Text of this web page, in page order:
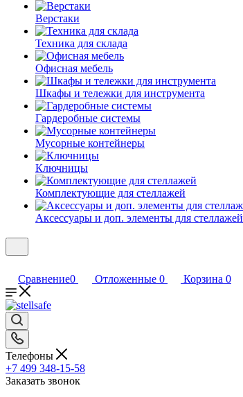
Верстаки
Техника для склада
Офисная мебель
Шкафы и тележки для инструмента
Гардеробные системы
Мусорные контейнеры
Ключницы
Комплектующие для стеллажей
Аксессуары и доп. элементы для стеллажей
Сравнение0 Отложенные 0 Корзина 0
Телефоны
+7 499 348-15-58
Заказать звонок